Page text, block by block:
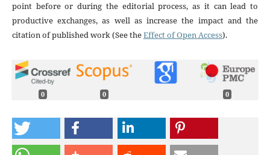
point before or during the editorial process, as it can lead to
productive exchanges, as well as increase the impact and the
citation of published work (See theEffect of Open Access).
0 0 0